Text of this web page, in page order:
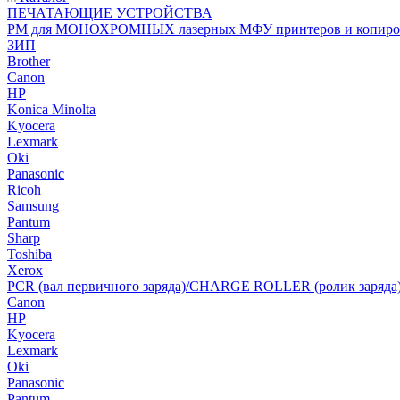
ПЕЧАТАЮЩИЕ УСТРОЙСТВА
РМ для МОНОХРОМНЫХ лазерных МФУ принтеров и
ЗИП
Brother
Canon
HP
Konica Minolta
Kyocera
Lexmark
Oki
Panasonic
Ricoh
Samsung
Pantum
Sharp
Toshiba
Xerox
PCR (вал первичного заряда)/CHARGE ROLLER (ролик
Canon
HP
Kyocera
Lexmark
Oki
Panasonic